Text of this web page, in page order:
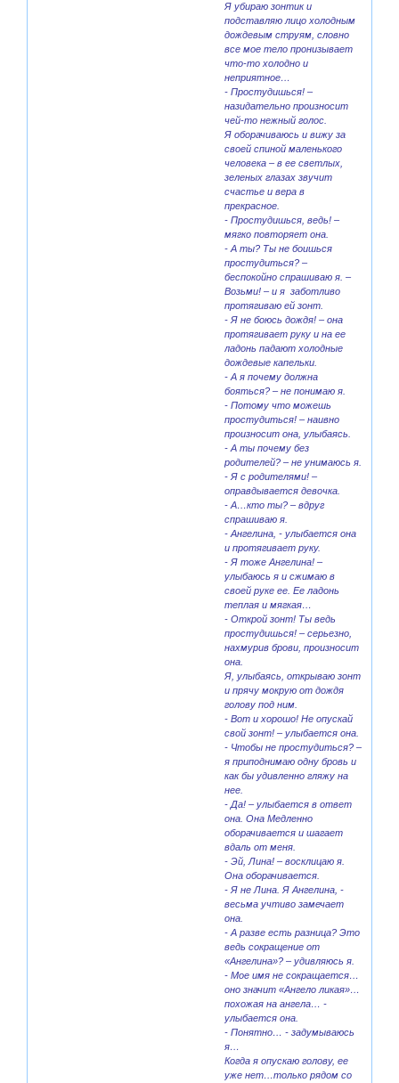
Я убираю зонтик и
подставляю лицо холодным
дождевым струям, словно
все мое тело пронизывает
что-то холодно и
неприятное…
- Простудишься! –
назидательно произносит
чей-то нежный голос.
Я оборачиваюсь и вижу за
своей спиной маленького
человека – в ее светлых,
зеленых глазах звучит
счастье и вера в
прекрасное.
- Простудишься, ведь! –
мягко повторяет она.
- А ты? Ты не боишься
простудиться? –
беспокойно спрашиваю я. –
Возьми! – и я заботливо
протягиваю ей зонт.
- Я не боюсь дождя! – она
протягивает руку и на ее
ладонь падают холодные
дождевые капельки.
- А я почему должна
бояться? – не понимаю я.
- Потому что можешь
простудиться! – наивно
произносит она, улыбаясь.
- А ты почему без
родителей? – не унимаюсь я.
- Я с родителями! –
оправдывается девочка.
- А…кто ты? – вдруг
спрашиваю я.
- Ангелина, - улыбается она
и протягивает руку.
- Я тоже Ангелина! –
улыбаюсь я и сжимаю в
своей руке ее. Ее ладонь
теплая и мягкая…
- Открой зонт! Ты ведь
простудишься! – серьезно,
нахмурив брови, произносит
она.
Я, улыбаясь, открываю зонт
и прячу мокрую от дождя
голову под ним.
- Вот и хорошо! Не опускай
свой зонт! – улыбается она.
- Чтобы не простудиться? –
я приподнимаю одну бровь и
как бы удивленно гляжу на
нее.
- Да! – улыбается в ответ
она. Она Медленно
оборачивается и шагает
вдаль от меня.
- Эй, Лина! – восклицаю я.
Она оборачивается.
- Я не Лина. Я Ангелина, -
весьма учтиво замечает
она.
- А разве есть разница? Это
ведь сокращение от
«Ангелина»? – удивляюсь я.
- Мое имя не сокращается…
оно значит «Ангело ликая»…
похожая на ангела… -
улыбается она.
- Понятно… - задумываюсь
я…
Когда я опускаю голову, ее
уже нет…только рядом со